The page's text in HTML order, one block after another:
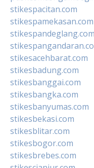
stikespacitan.com
stikespamekasan.com
stikespandeglang.com
stikesacehbarat.com
stikesbadung.com
stikesbanggai.com
stikesbangka.com
stikesbanyumas.com
stikesbekasi.com
stikesblitar.com
stikesbogor.com
stikesbrebes.com